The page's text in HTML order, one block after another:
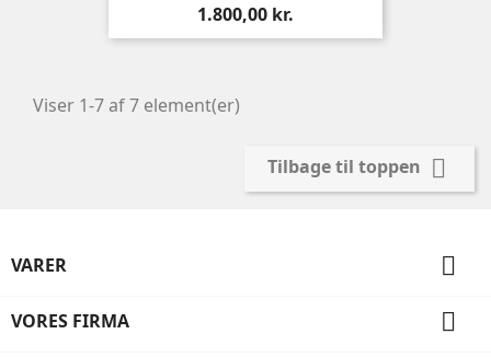
Pris
1.800,00 kr.
Viser 1-7 af 7 element(er)
Tilbage til toppen 
VARER 
VORES FIRMA 